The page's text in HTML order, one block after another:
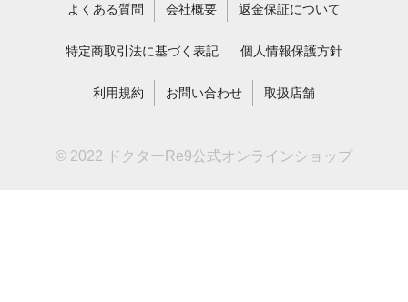
よくある質問 会社概要 返金保証について
特定商取引法に基づく表記 個人情報保護方針
利用規約 お問い合わせ 取扱店舗
© 2022 ドクターRe9公式オンラインショップ